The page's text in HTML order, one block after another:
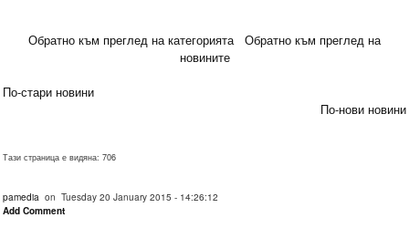
Обратно към преглед на категорията
Обратно към преглед на
новините
По-стари новини
По-нови новини
Тази страница е видяна: 706
pamedia on Tuesday 20 January 2015 - 14:26:12
Add Comment